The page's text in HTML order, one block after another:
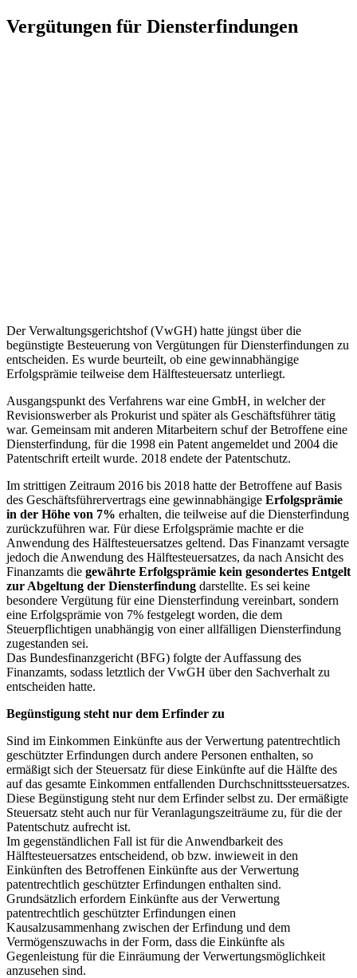
Zum
Inhalt
Vergütungen für Diensterfindungen
Der Verwaltungsgerichtshof (VwGH) hatte jüngst über die
begünstigte Besteuerung von Vergütungen für Diensterfindungen zu
entscheiden. Es wurde beurteilt, ob eine gewinnabhängige
Erfolgsprämie teilweise dem Hälftesteuersatz unterliegt.
Ausgangspunkt des Verfahrens war eine GmbH, in welcher der
Revisionswerber als Prokurist und später als Geschäftsführer tätig
war. Gemeinsam mit anderen Mitarbeitern schuf der Betroffene eine
Diensterfindung, für die 1998 ein Patent angemeldet und 2004 die
Patentschrift erteilt wurde. 2018 endete der Patentschutz.
Im strittigen Zeitraum 2016 bis 2018 hatte der Betroffene auf Basis
des Geschäftsführervertrags eine gewinnabhängige Erfolgsprämie
in der Höhe von 7% erhalten, die teilweise auf die Diensterfindung
zurückzuführen war. Für diese Erfolgsprämie machte er die
Anwendung des Hälftesteuersatzes geltend. Das Finanzamt versagte
jedoch die Anwendung des Hälftesteuersatzes, da nach Ansicht des
Finanzamts die gewährte Erfolgsprämie kein gesondertes Entgelt
zur Abgeltung der Diensterfindung darstellte. Es sei keine
besondere Vergütung für eine Diensterfindung vereinbart, sondern
eine Erfolgsprämie von 7% festgelegt worden, die dem
Steuerpflichtigen unabhängig von einer allfälligen Diensterfindung
zugestanden sei.
Das Bundesfinanzgericht (BFG) folgte der Auffassung des
Finanzamts, sodass letztlich der VwGH über den Sachverhalt zu
entscheiden hatte.
Begünstigung steht nur dem Erfinder zu
Sind im Einkommen Einkünfte aus der Verwertung patentrechtlich
geschützter Erfindungen durch andere Personen enthalten, so
ermäßigt sich der Steuersatz für diese Einkünfte auf die Hälfte des
auf das gesamte Einkommen entfallenden Durchschnittssteuersatzes.
Diese Begünstigung steht nur dem Erfinder selbst zu. Der ermäßigte
Steuersatz steht auch nur für Veranlagungszeiträume zu, für die der
Patentschutz aufrecht ist.
Im gegenständlichen Fall ist für die Anwendbarkeit des
Hälftesteuersatzes entscheidend, ob bzw. inwieweit in den
Einkünften des Betroffenen Einkünfte aus der Verwertung
patentrechtlich geschützter Erfindungen enthalten sind.
Grundsätzlich erfordern Einkünfte aus der Verwertung
patentrechtlich geschützter Erfindungen einen
Kausalzusammenhang zwischen der Erfindung und dem
Vermögenszuwachs in der Form, dass die Einkünfte als
Gegenleistung für die Einräumung der Verwertungsmöglichkeit
anzusehen sind.